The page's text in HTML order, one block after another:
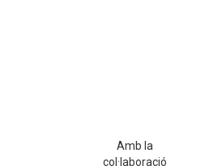
Amb la
col·laboració